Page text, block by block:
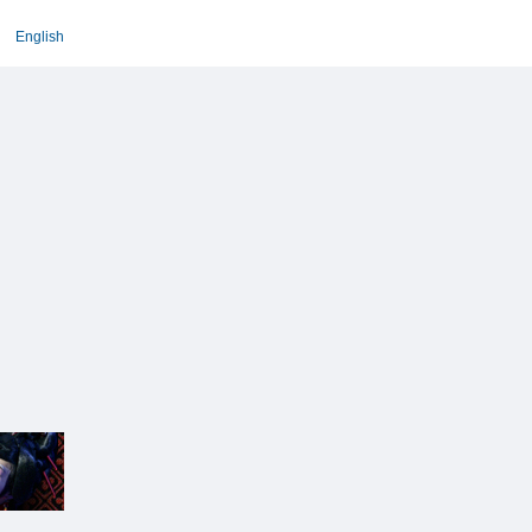
English